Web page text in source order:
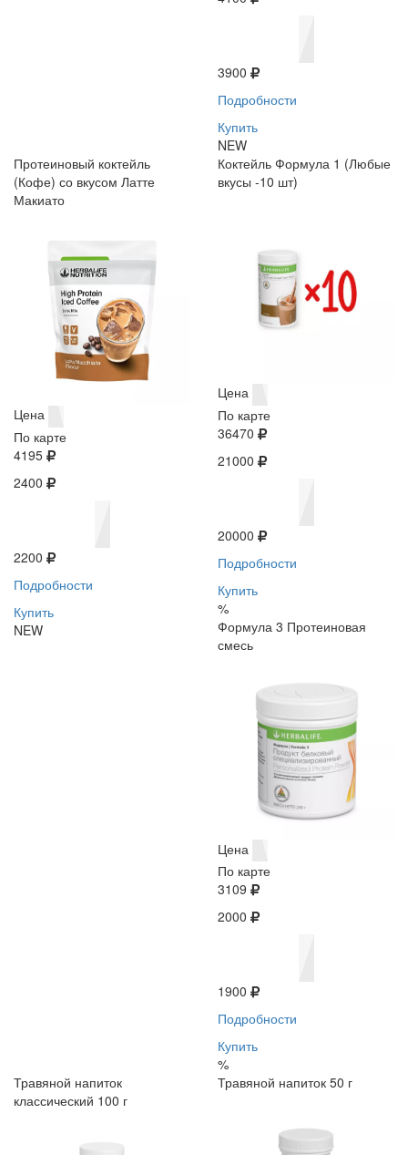
3900
Подробности
Купить
NEW
Протеиновый коктейль
(Кофе) со вкусом Латте
Макиато
Цена
По карте
4195
2400
2200
Подробности
Купить
NEW
Коктейль Формула 1 (Любые
вкусы -10 шт)
Цена
По карте
36470
21000
20000
Подробности
Купить
%
Формула 3 Протеиновая
смесь
Цена
По карте
3109
2000
1900
Подробности
Купить
%
Травяной напиток
классический 100 г
Травяной напиток 50 г